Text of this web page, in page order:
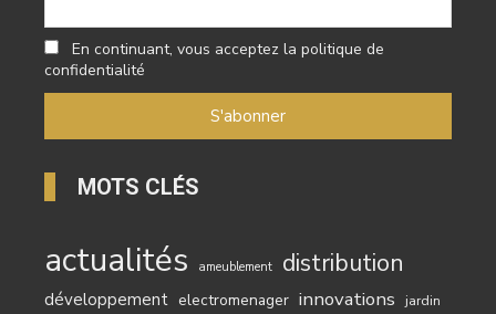
En continuant, vous acceptez la politique de
confidentialité
MOTS CLÉS
actualités ameublement distribution
développement electromenager innovations jardin